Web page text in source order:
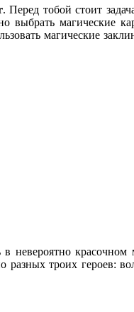
. Перед тобой стоит
выбрать магические
магические
невероятно красочном
разных троих героев: